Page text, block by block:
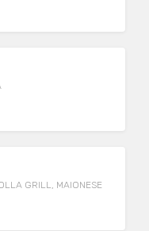
GRILL, MAIONESE